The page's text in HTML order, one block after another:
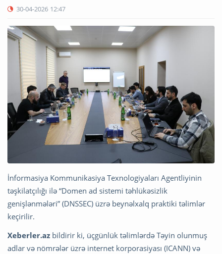
30-04-2026 12:47
İnformasiya Kommunikasiya Texnologiyaları Agentliyinin
təşkilatçılığı ilə “Domen ad sistemi təhlükəsizlik
genişlənmələri” (DNSSEC) üzrə beynəlxalq praktiki təlimlər
keçirilir.
Xeberler.az bildirir ki, üçgünlük təlimlərdə Təyin olunmuş
adlar və nömrələr üzrə internet korporasiyası (ICANN) və